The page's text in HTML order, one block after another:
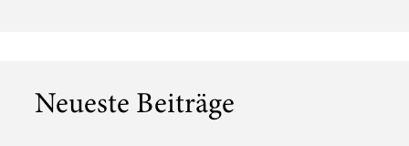
Neueste Beiträge